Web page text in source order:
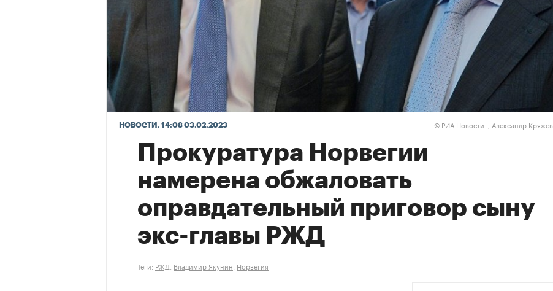
НОВОСТИ , 14:08 03.02.2023 © РИА Новости. , Александр Кряжев
Прокуратура Норвегии
намерена обжаловать
оправдательный приговор сыну
экс-главы РЖД
Теги: РЖД Владимир Якунин Норвегия